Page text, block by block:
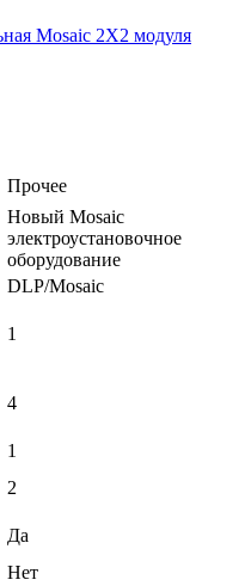
Прочее
Новый Mosaic
электроустановочное
оборудование
DLP/Mosaic
1
4
1
2
Да
Нет